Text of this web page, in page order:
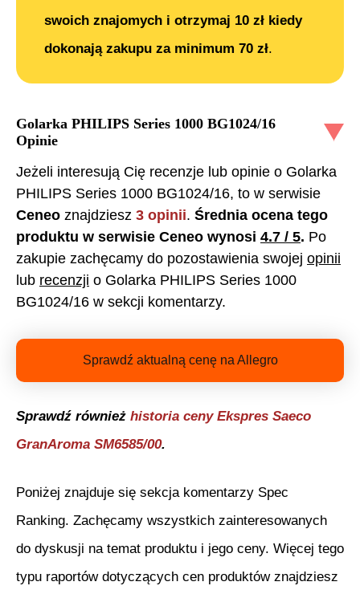
swoich znajomych i otrzymaj 10 zł kiedy
dokonają zakupu za minimum 70 zł.
Golarka PHILIPS Series 1000 BG1024/16
Opinie
Jeżeli interesują Cię recenzje lub opinie o Golarka
PHILIPS Series 1000 BG1024/16, to w serwisie
Ceneo znajdziesz 3 opinii. Średnia ocena tego
produktu w serwisie Ceneo wynosi 4.7 / 5. Po
zakupie zachęcamy do pozostawienia swojej opinii
lub recenzji o Golarka PHILIPS Series 1000
BG1024/16 w sekcji komentarzy.
Sprawdź aktualną cenę na Allegro
Sprawdź również historia ceny Ekspres Saeco
GranAroma SM6585/00.
Poniżej znajduje się sekcja komentarzy Spec
Ranking. Zachęcamy wszystkich zainteresowanych
do dyskusji na temat produktu i jego ceny. Więcej tego
typu raportów dotyczących cen produktów znajdziesz